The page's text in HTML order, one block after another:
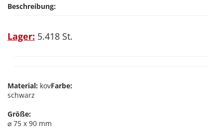
Beschreibung:
Lager: 5.418 St.
Material: kovFarbe:
schwarz
Größe:
⌀ 75 x 90 mm